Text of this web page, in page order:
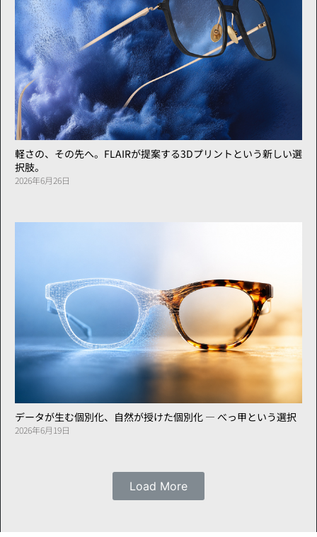
軽さの、その先へ。FLAIRが提案する3Dプリントという新しい選
択肢。
2026年6月26日
データが生む個別化、自然が授けた個別化 ― べっ甲という選択
2026年6月19日
Load More